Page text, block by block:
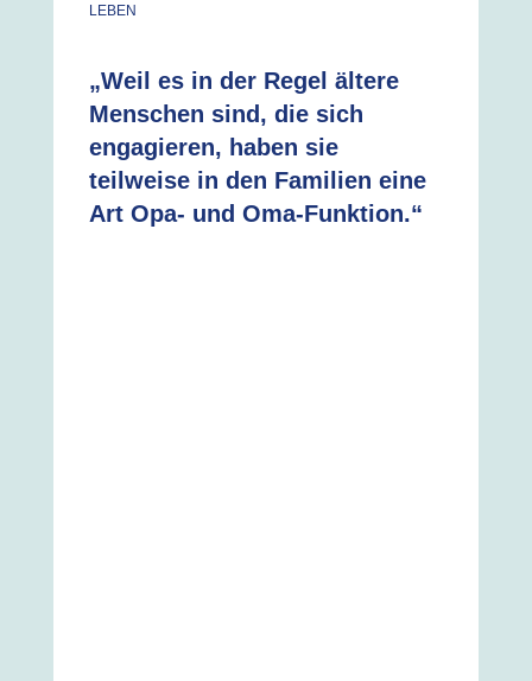
LEBEN
„Weil es in der Regel ältere
Menschen sind, die sich
engagieren, haben sie
teilweise in den Familien eine
Art Opa- und Oma-Funktion.“